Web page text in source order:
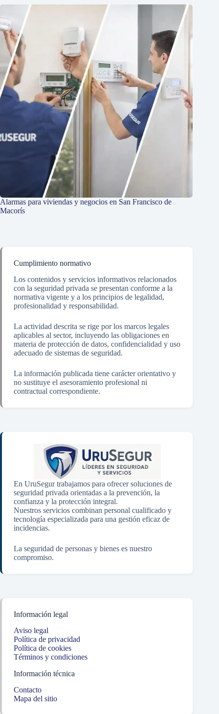
Alarmas para viviendas y negocios en San Francisco de
Macorís
Cumplimiento normativo
Los contenidos y servicios informativos relacionados
con la seguridad privada se presentan conforme a la
normativa vigente y a los principios de legalidad,
profesionalidad y responsabilidad.
La actividad descrita se rige por los marcos legales
aplicables al sector, incluyendo las obligaciones en
materia de protección de datos, confidencialidad y uso
adecuado de sistemas de seguridad.
La información publicada tiene carácter orientativo y
no sustituye el asesoramiento profesional ni
contractual correspondiente.
En UruSegur trabajamos para ofrecer soluciones de
seguridad privada orientadas a la prevención, la
confianza y la protección integral.
Nuestros servicios combinan personal cualificado y
tecnología especializada para una gestión eficaz de
incidencias.
La seguridad de personas y bienes es nuestro
compromiso.
Información legal
Aviso legal
Política de privacidad
Política de cookies
Términos y condiciones
Información técnica
Contacto
Mapa del sitio